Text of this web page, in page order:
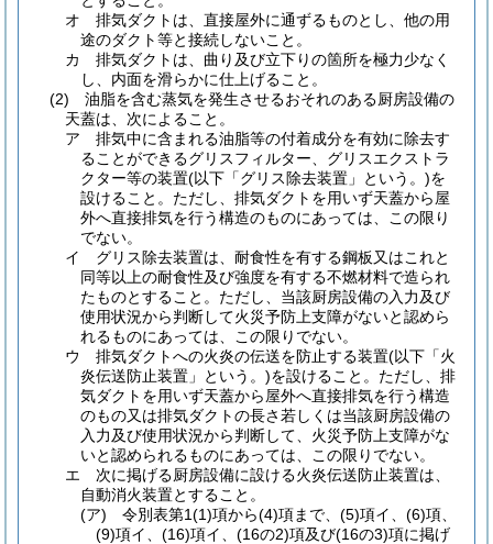
オ
排気ダクトは、直接屋外に通ずるものとし、他の用
途のダクト等と接続しないこと。
カ
排気ダクトは、曲り及び立下りの箇所を極力少なく
し、内面を滑らかに仕上げること。
(2)
油脂を含む蒸気を発生させるおそれのある厨房設備の
天蓋は、次によること。
ア
排気中に含まれる油脂等の付着成分を有効に除去す
ることができるグリスフィルター、グリスエクストラ
クター等の装置(以下「グリス除去装置」という。)を
設けること。 ただし、排気ダクトを用いず天蓋から屋
外へ直接排気を行う構造のものにあっては、この限り
でない。
イ
グリス除去装置は、耐食性を有する鋼板又はこれと
同等以上の耐食性及び強度を有する不燃材料で造られ
たものとすること。 ただし、当該厨房設備の入力及び
使用状況から判断して火災予防上支障がないと認めら
れるものにあっては、この限りでない。
ウ
排気ダクトへの火炎の伝送を防止する装置(以下「火
炎伝送防止装置」という。)を設けること。 ただし、排
気ダクトを用いず天蓋から屋外へ直接排気を行う構造
のもの又は排気ダクトの長さ若しくは当該厨房設備の
入力及び使用状況から判断して、火災予防上支障がな
いと認められるものにあっては、この限りでない。
エ
次に掲げる厨房設備に設ける火炎伝送防止装置は、
自動消火装置とすること。
(ア)
令別表第1(1)項から(4)項まで、(5)項イ、(6)項、
(9)項イ、(16)項イ、(16の2)項及び(16の3)項に掲げ